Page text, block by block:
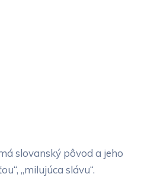
slovanský pôvod a jeho
„milujúca slávu“.